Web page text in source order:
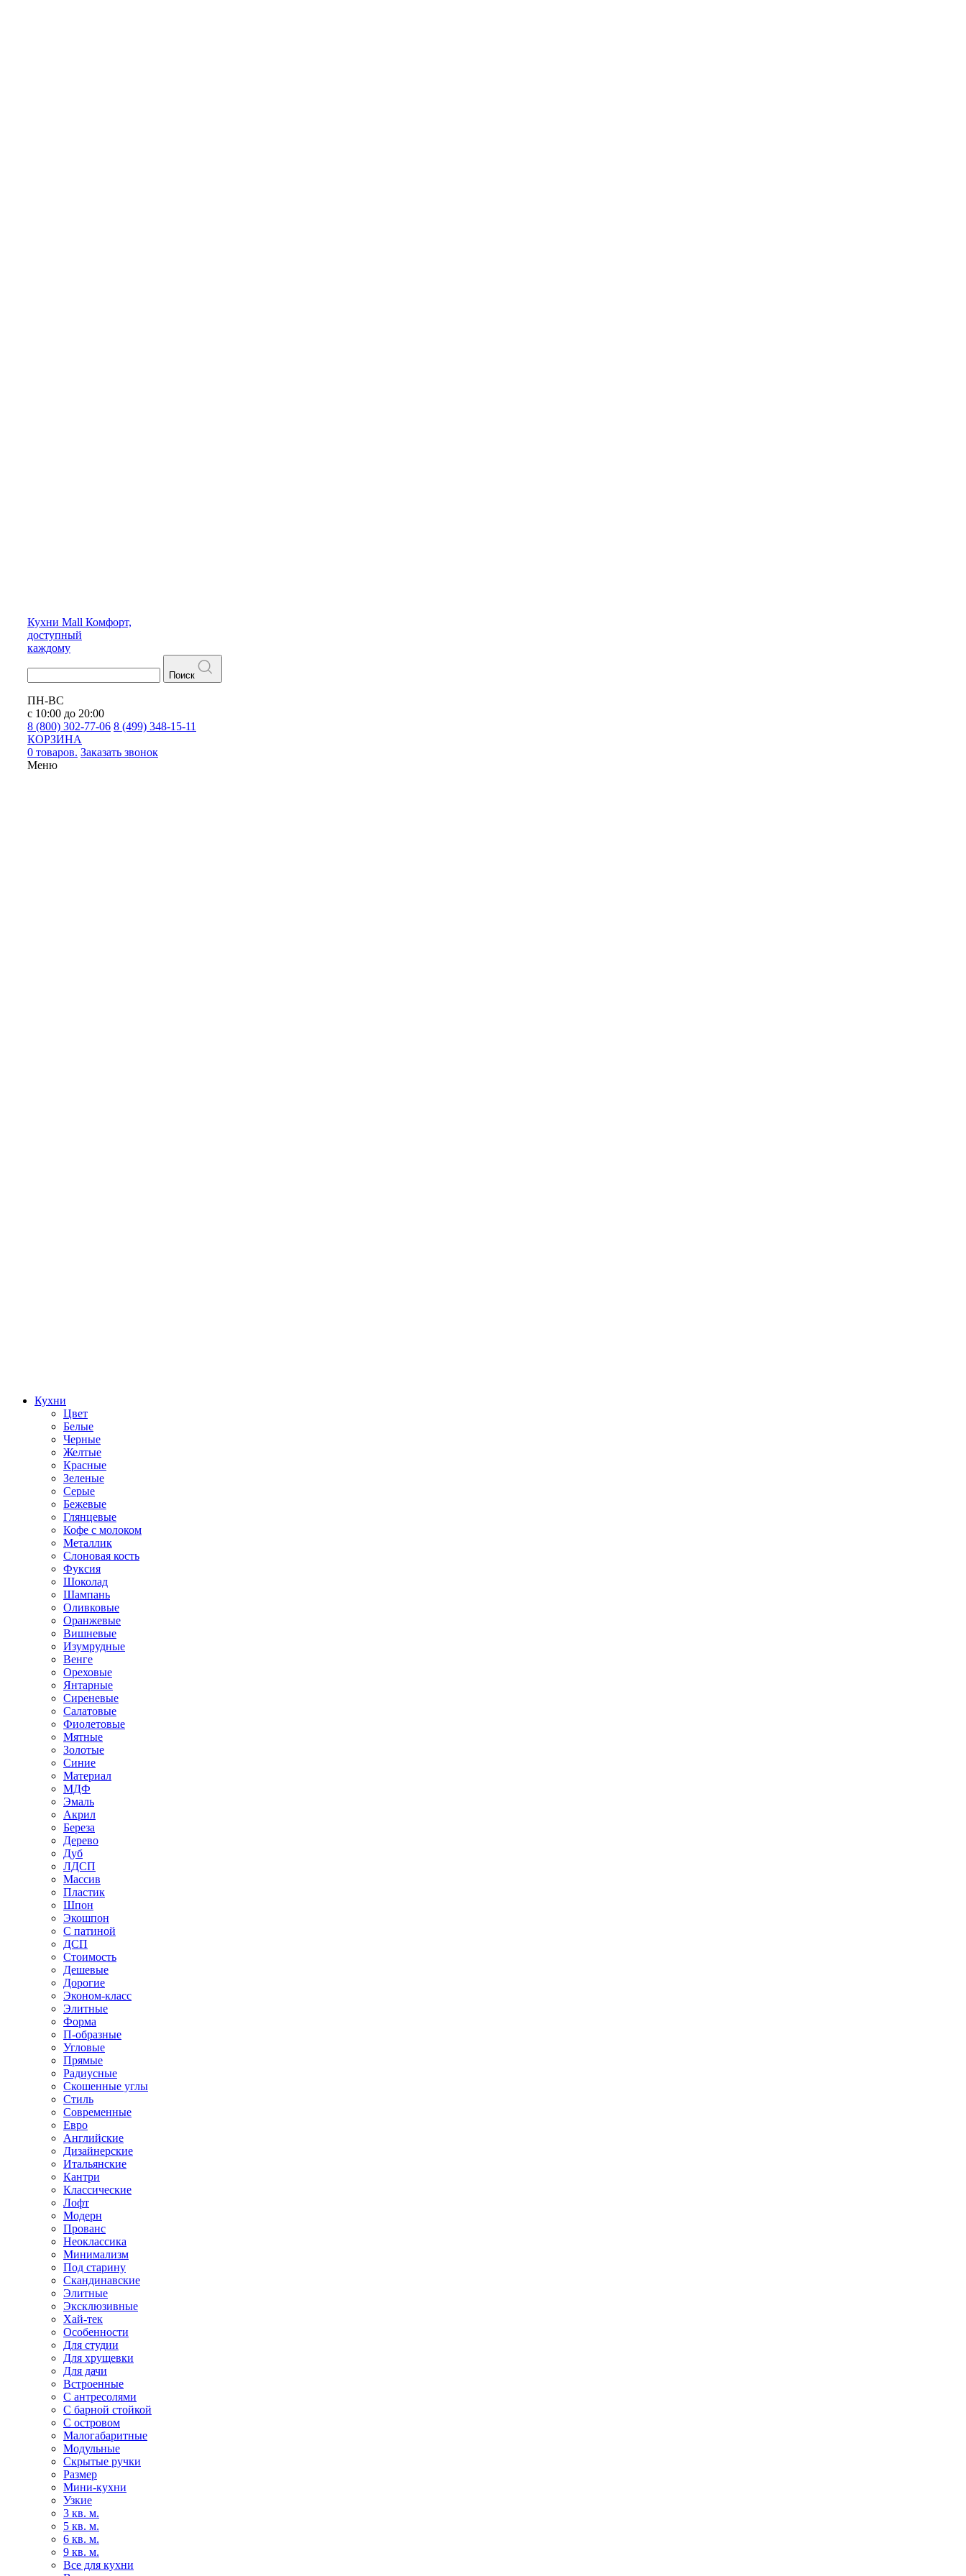
Кухни Mall Комфорт,
доступный
каждому
Поиск
ПН-ВС
с 10:00 до 20:00
8 (800) 302-77-06 8 (499) 348-15-11
КОРЗИНА
0 товаров. Заказать звонок
Меню
Кухни
Цвет
Белые
Черные
Желтые
Красные
Зеленые
Серые
Бежевые
Глянцевые
Кофе с молоком
Металлик
Слоновая кость
Фуксия
Шоколад
Шампань
Оливковые
Оранжевые
Вишневые
Изумрудные
Венге
Ореховые
Янтарные
Сиреневые
Салатовые
Фиолетовые
Мятные
Золотые
Синие
Материал
МДФ
Эмаль
Акрил
Береза
Дерево
Дуб
ЛДСП
Массив
Пластик
Шпон
Экошпон
С патиной
ДСП
Стоимость
Дешевые
Дорогие
Эконом-класс
Элитные
Форма
П-образные
Угловые
Прямые
Радиусные
Скошенные углы
Стиль
Современные
Евро
Английские
Дизайнерские
Итальянские
Кантри
Классические
Лофт
Модерн
Прованс
Неоклассика
Минимализм
Под старину
Скандинавские
Элитные
Эксклюзивные
Хай-тек
Особенности
Для студии
Для хрущевки
Для дачи
Встроенные
С антресолями
С барной стойкой
С островом
Малогабаритные
Модульные
Скрытые ручки
Размер
Мини-кухни
Узкие
3 кв. м.
5 кв. м.
6 кв. м.
9 кв. м.
Все для кухни